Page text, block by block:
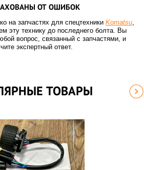
ОТ ОШИБОК
на запчастях для спецтехники Komatsu,
эту технику до последнего болта. Вы
вопрос, связанный с запчастями, и
экспертный ответ.
ТОВАРЫ